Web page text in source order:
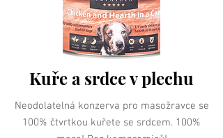
Kuře a srdce v plechu
Neodolatelná konzerva pro masožravce se
100% čtvrtkou kuřete se srdcem. 100%